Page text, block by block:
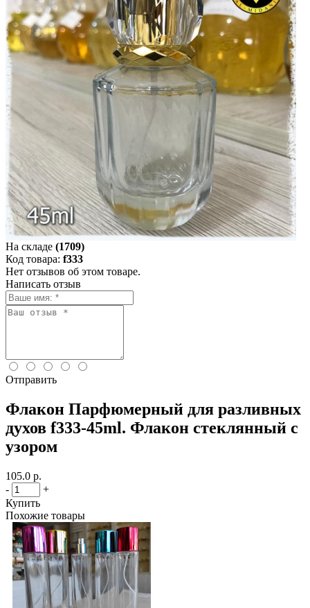
На складе (1709)
Код товара: f333
Нет отзывов об этом товаре.
Написать отзыв
Отправить
Флакон Парфюмерный для разливных
духов f333-45ml. Флакон стеклянный с
узором
105.0 р.
-
+
Купить
Похожие товары